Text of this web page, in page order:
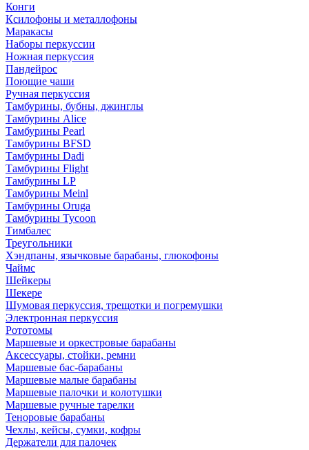
Конги
Ксилофоны и металлофоны
Маракасы
Наборы перкуссии
Ножная перкуссия
Пандейрос
Поющие чаши
Ручная перкуссия
Тамбурины, бубны, джинглы
Тамбурины Alice
Тамбурины Pearl
Тамбурины BFSD
Тамбурины Dadi
Тамбурины Flight
Тамбурины LP
Тамбурины Meinl
Тамбурины Oruga
Тамбурины Tycoon
Тимбалес
Треугольники
Хэндпаны, язычковые барабаны, глюкофоны
Чаймс
Шейкеры
Шекере
Шумовая перкуссия, трещотки и погремушки
Электронная перкуссия
Рототомы
Маршевые и оркестровые барабаны
Аксессуары, стойки, ремни
Маршевые бас-барабаны
Маршевые малые барабаны
Маршевые палочки и колотушки
Маршевые ручные тарелки
Теноровые барабаны
Чехлы, кейсы, сумки, кофры
Держатели для палочек